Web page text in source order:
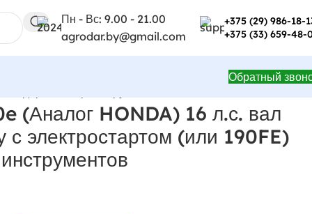
Пн - Вс: 9.00 - 21.00
agrodar.by@gmail.com
+375 (29) 986-18-
+375 (33) 659-48-
Обратный
(Аналог HONDA) 16 л.с. вал
электростартом (или 190FE)